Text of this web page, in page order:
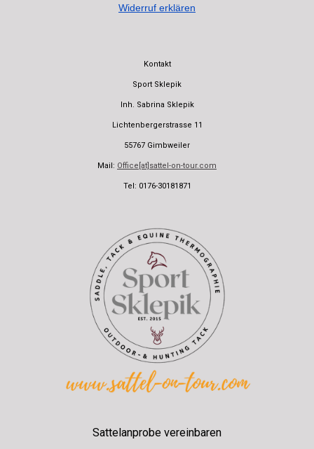
Widerruf erklären
Kontakt
Sport Sklepik
Inh. Sabrina Sklepik
Lichtenbergerstrasse 11
55767 Gimbweiler
Mail: Office[at]sattel-on-tour.com
Tel: 0176-30181871
Sattelanprobe vereinbaren